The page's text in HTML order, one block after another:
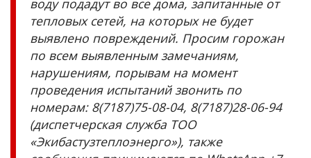
воду подадут во все дома, запитанные от
тепловых сетей, на которых не будет
выявлено повреждений. Просим горожан
по всем выявленным замечаниям,
нарушениям, порывам на момент
проведения испытаний звонить по
номерам: 8(7187)75-08-04, 8(7187)28-06-94
(диспетчерская служба ТОО
«Экибастузтеплоэнерго»), также